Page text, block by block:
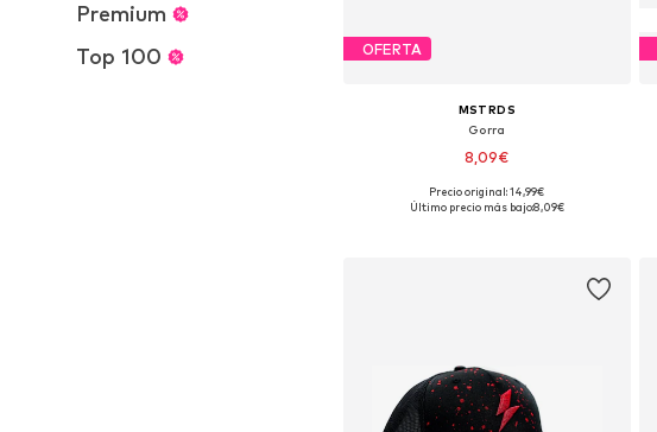
Premium
Top 100
OFERTA
MSTRDS
Gorra
8,09€
+12
Tallas disponibles: 59-60
Precio original: 14,99€
Último precio más bajo:8,09€